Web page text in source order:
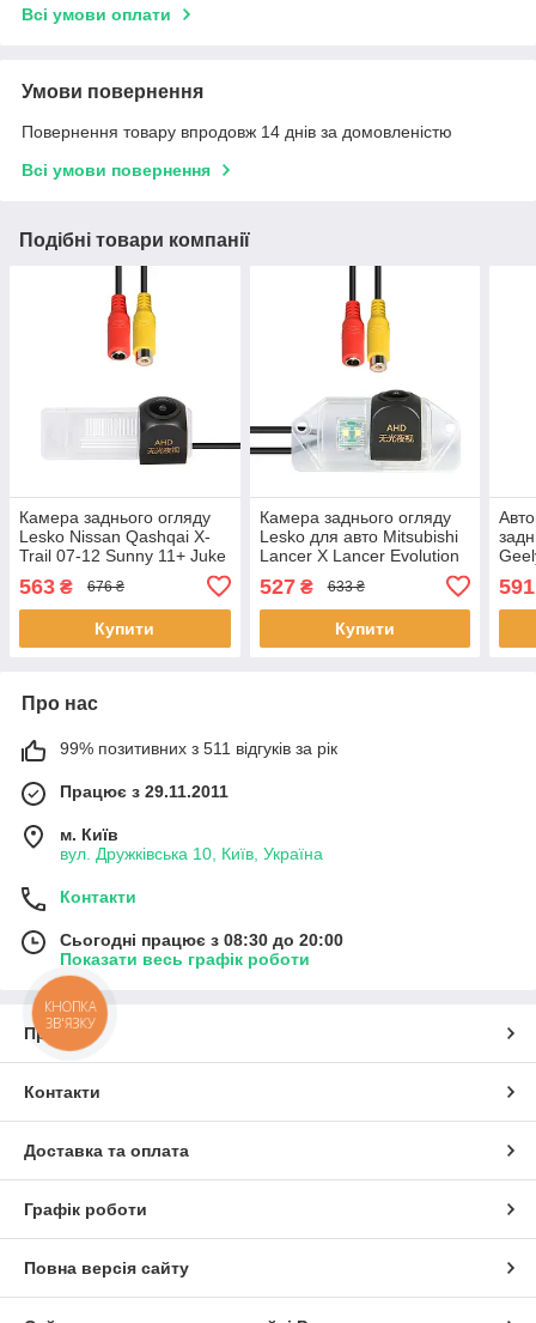
Всі умови оплати
Умови повернення
Повернення товару впродовж 14 днів за домовленістю
Всі умови повернення
Подібні товари компанії
Камера заднього огляду
Lesko Nissan Qashqai X-
Trail 07-12 Sunny 11+ Juke
10+ Navara 05-11 Citroen
C2 C4 C5 (4 3 шт.
563 ₴ 676 ₴
Купити
Камера заднього огляду
Lesko для авто Mitsubishi
Lancer X Lancer Evolution
2011г 2 шт.
527₴ 633 ₴
Купити
591
Про нас
99% позитивних з 511 відгуків за рік
Працює з 29.11.2011
м. Київ
вул. Дружківська 10, Київ, Україна
Контакти
Сьогодні працює з 08:30 до 20:00
Показати весь графік роботи
Про нас
Контакти
Доставка та оплата
Графік роботи
Повна версія сайту
КНОПКА
ЗВ'ЯЗКУ